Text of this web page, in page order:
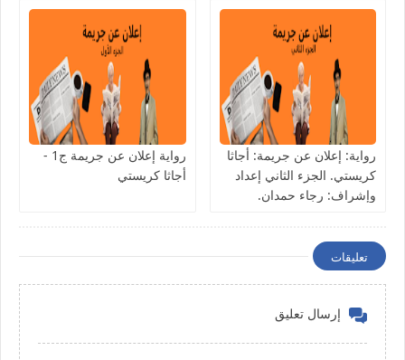
رواية: إعلان عن جريمة: أجاثا
كريستي. الجزء الثاني إعداد
وإشراف: رجاء حمدان.
رواية إعلان عن جريمة ج1 -
أجاثا كريستي
تعليقات
إرسال تعليق